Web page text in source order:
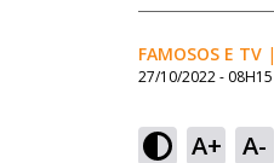
FAMOSOS E TV |
27/10/2022 - 08H15
A+ A-